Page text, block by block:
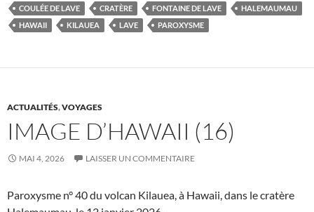
COULÉE DE LAVE CRATÈRE FONTAINE DE LAVE
HALEMAUMAU
HAWAII
KILAUEA LAVE PAROXYSME
ACTUALITÉS,VOYAGES
IMAGE D’HAWAII (16)
MAI 4, 2026 LAISSER UN COMMENTAIRE
Paroxysme n° 40 du volcan Kilauea, à Hawaii, dans le cratère